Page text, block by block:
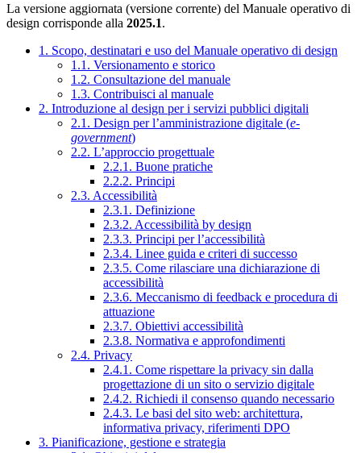
La versione aggiornata (versione corrente) del Manuale operativo di
design corrisponde alla 2025.1.
1. Scopo, destinatari e uso del Manuale operativo di design
1.1. Versionamento e storico
1.2. Consultazione del manuale
1.3. Contribuisci al manuale
2. Introduzione al design per i servizi pubblici digitali
2.1. Design per l’amministrazione digitale (e-
government)
2.2. L’approccio progettuale
2.2.1. Buone pratiche
2.2.2. Principi
2.3. Accessibilità
2.3.1. Definizione
2.3.2. Accessibilità by design
2.3.3. Principi per l’accessibilità
2.3.4. Linee guida e criteri di successo
2.3.5. Come rilasciare una dichiarazione di
accessibilità
2.3.6. Meccanismo di feedback e procedura di
attuazione
2.3.7. Obiettivi accessibilità
2.3.8. Normativa e approfondimenti
2.4. Privacy
2.4.1. Come rispettare la privacy sin dalla
progettazione di un sito o servizio digitale
2.4.2. Richiedi il consenso quando necessario
2.4.3. Le basi del sito web: architettura,
informativa privacy, riferimenti DPO
3. Pianificazione, gestione e strategia